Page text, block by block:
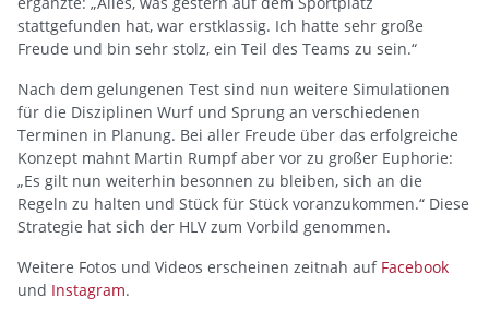
stattgefunden hat, war erstklassig. Ich hatte sehr große
Freude und bin sehr stolz, ein Teil des Teams zu sein.“
Nach dem gelungenen Test sind nun weitere Simulationen
für die Disziplinen Wurf und Sprung an verschiedenen
Terminen in Planung. Bei aller Freude über das erfolgreiche
Konzept mahnt Martin Rumpf aber vor zu großer Euphorie:
„Es gilt nun weiterhin besonnen zu bleiben, sich an die
Regeln zu halten und Stück für Stück voranzukommen.“ Diese
Strategie hat sich der HLV zum Vorbild genommen.
Weitere Fotos und Videos erscheinen zeitnah auf Facebook
und Instagram.